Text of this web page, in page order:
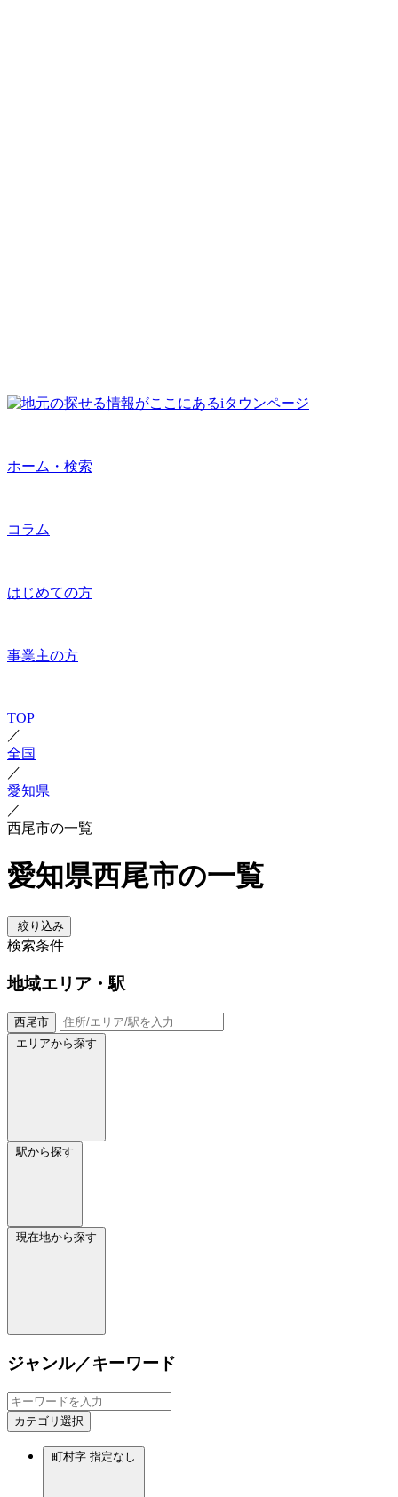
ホーム・検索
コラム
はじめての方
事業主の方
TOP
／
全国
／
愛知県
／
西尾市の一覧
愛知県西尾市の一覧
絞り込み
検索条件
地域エリア・駅
西尾市
エリアから探す
駅から探す
現在地から探す
ジャンル／キーワード
カテゴリ選択
町村字 指定なし